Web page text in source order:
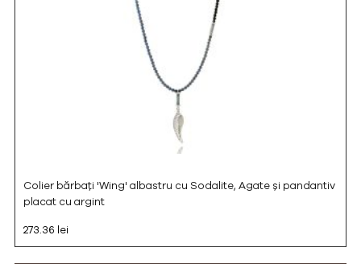
Colier bărbați 'Wing' albastru cu Sodalite, Agate și pandantiv
placat cu argint
273.36 lei